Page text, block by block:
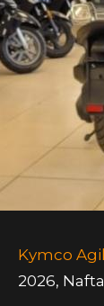
Kymco
2026, Nafta